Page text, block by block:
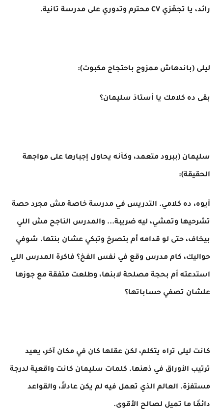
رائد، يا تجهّزي CV محترم وتدوري على مدرسة تانية.
ليلى (باندهاش ممزوج باحتجاج مكبوت):
بقى ده كلامك يا أستاذ سليمان؟
سليمان (ببرود متعمد، وكأنه يحاول إجبارها على مواجهة
الحقيقة):
أيوه، ده كلامي. التدريس في مدرسة خاصة مش مجرد حصة
تشرحيها وتمشي، ليه ضريبة... والمدرس الناجح مش اللي
بيخاف، حتى لو قدامه أم بتصرخ وتبكي عشان بنتها. شوفي
حواليك، كام مدرس وقع في نفس الفخ؟ فاكرة المدرس اللي
استدعته أم بحجة مصلحة لابنها، وطلعت متفقة مع جوزها
علشان تصفي حساباتها؟
كانت ليلى تراه يتكلم، لكن عقلها كان في مكان آخر، يعيد
ترتيب الأوراق في ذهنها. كلمات سليمان كانت واقعية لدرجة
مستفزة. العالم الذي تعمل فيه لم يكن عادلاً، والقواعد
دائمًا ما تميل لصالح الأقوى.